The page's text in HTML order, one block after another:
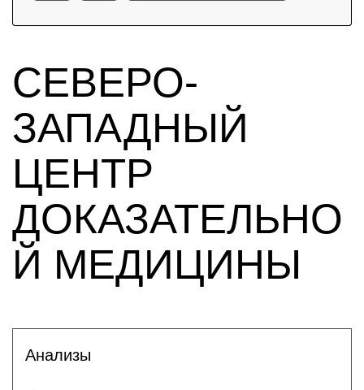
СЕВЕРО-
ЗАПАДНЫЙ
ЦЕНТР
ДОКАЗАТЕЛЬНО
Й МЕДИЦИНЫ
Анализы